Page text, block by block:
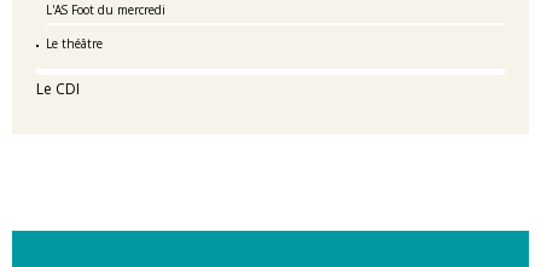
L'AS Foot du mercredi
Le théâtre
Le CDI